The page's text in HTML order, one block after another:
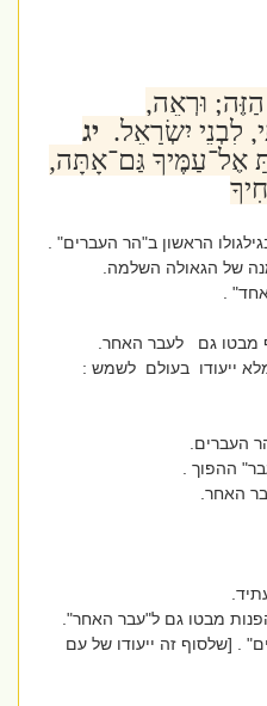
וּרְאֵה,
יִשְׂרָאֵל.יג
גַּם־אָתָּה,
הראשון ב"הר העברים" .
של הגאולה השלמה.
.
גם לעבר האחר.
ייעודו בעולם לשמש :
ההפוך .
האחר.
מבטו גם ל"עבר האחר".
[שלסוף זה ייעודו של עם